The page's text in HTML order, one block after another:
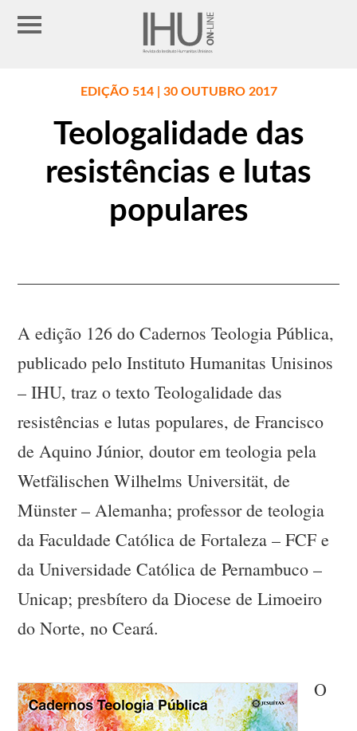
EDIÇÃO 514 | 30 OUTUBRO 2017
Teologalidade das
resistências e lutas
populares
A edição 126 do Cadernos Teologia Pública,
publicado pelo Instituto Humanitas Unisinos
– IHU, traz o texto Teologalidade das
resistências e lutas populares, de Francisco
de Aquino Júnior, doutor em teologia pela
Wetfälischen Wilhelms Universität, de
Münster – Alemanha; professor de teologia
da Faculdade Católica de Fortaleza – FCF e
da Universidade Católica de Pernambuco –
Unicap; presbítero da Diocese de Limoeiro
do Norte, no Ceará.
O